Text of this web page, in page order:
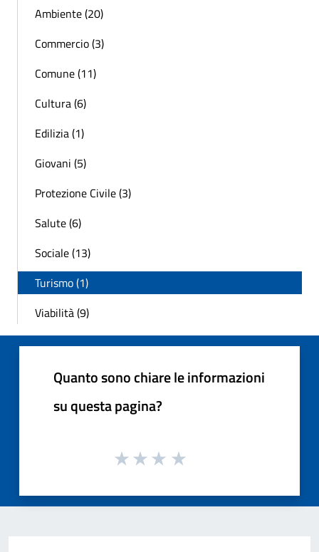
Ambiente (20)
Commercio (3)
Comune (11)
Cultura (6)
Edilizia (1)
Giovani (5)
Protezione Civile (3)
Salute (6)
Sociale (13)
Turismo (1)
Viabilità (9)
Quanto sono chiare le informazioni
su questa pagina?